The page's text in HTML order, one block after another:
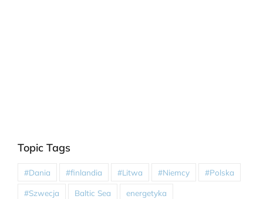
Topic Tags
#Dania #finlandia #Litwa #Niemcy #Polska
#Szwecja Baltic Sea energetyka